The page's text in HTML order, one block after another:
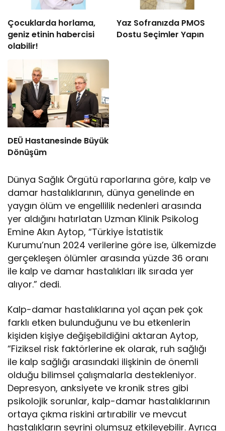
Çocuklarda horlama,
geniz etinin habercisi
olabilir!
Yaz Sofranızda PMOS
Dostu Seçimler Yapın
DEÜ Hastanesinde Büyük
Dönüşüm
Dünya Sağlık Örgütü raporlarına göre, kalp ve
damar hastalıklarının, dünya genelinde en
yaygın ölüm ve engellilik nedenleri arasında
yer aldığını hatırlatan Uzman Klinik Psikolog
Emine Akın Aytop, “Türkiye İstatistik
Kurumu’nun 2024 verilerine göre ise, ülkemizde
gerçekleşen ölümler arasında yüzde 36 oranı
ile kalp ve damar hastalıkları ilk sırada yer
alıyor.” dedi.
Kalp-damar hastalıklarına yol açan pek çok
farklı etken bulunduğunu ve bu etkenlerin
kişiden kişiye değişebildiğini aktaran Aytop,
“Fiziksel risk faktörlerine ek olarak, ruh sağlığı
ile kalp sağlığı arasındaki ilişkinin de önemli
olduğu bilimsel çalışmalarla destekleniyor.
Depresyon, anksiyete ve kronik stres gibi
psikolojik sorunlar, kalp-damar hastalıklarının
ortaya çıkma riskini artırabilir ve mevcut
hastalıkların seyrini olumsuz etkileyebilir. Ayrıca